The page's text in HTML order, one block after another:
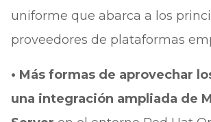
uniforme que abarca a los
proveedores de plataformas
• Más formas de aprovechar
una integración ampliada de